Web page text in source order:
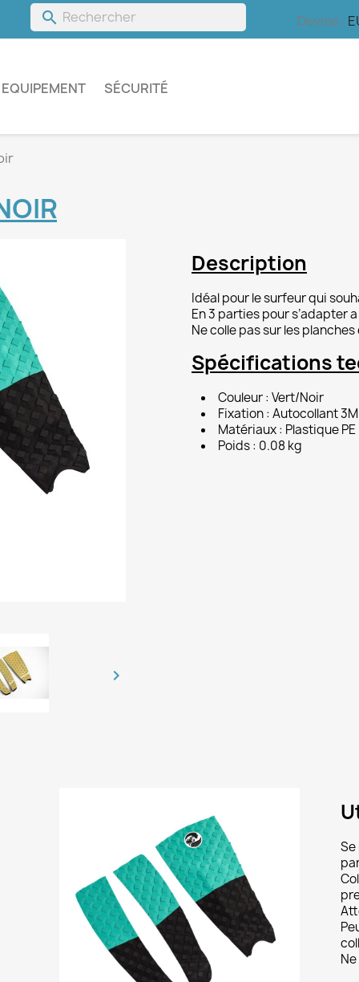
search Devise :
EQUIPEMENT SÉCURITÉ

Description
Idéal pour le surfeur qui
En 3 parties pour s’adapter
Ne colle pas sur les planches
Spécifications
Couleur : Vert/Noir
Fixation : Autocollant 3M
Matériaux : Plastique PE
Poids : 0.08 kg
une liste d'envies
la liste d'envies
Annuler Créer une liste d'envies